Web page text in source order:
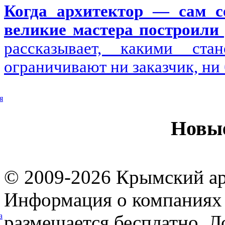
Когда архитектор — сам
великие мастера построили
рассказывает, какими
ограничивают ни заказчик,
© 2009-2026 Крымский
Информация о компаниях